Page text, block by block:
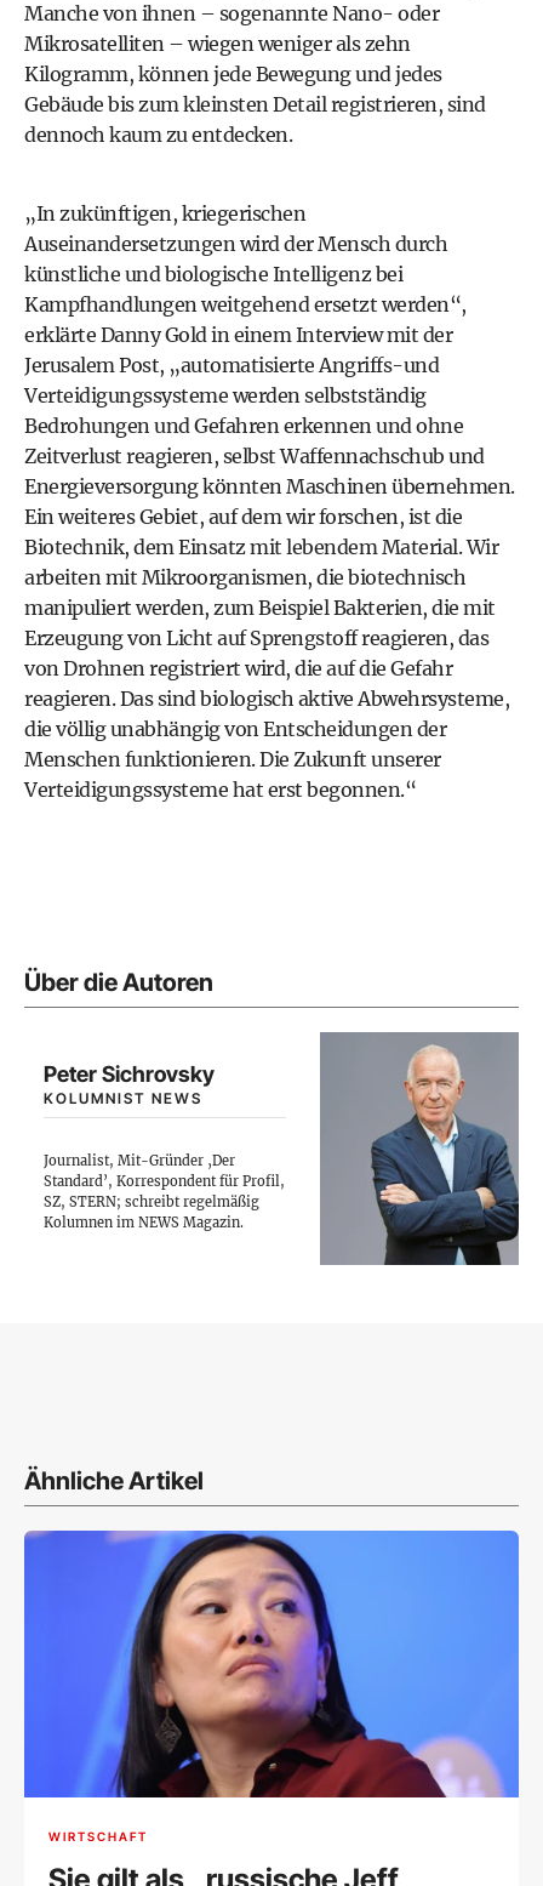
Manche von ihnen – sogenannte Nano- oder
Mikrosatelliten – wiegen weniger als zehn
Kilogramm, können jede Bewegung und jedes
Gebäude bis zum kleinsten Detail registrieren, sind
dennoch kaum zu entdecken.
„In zukünftigen, kriegerischen
Auseinandersetzungen wird der Mensch durch
künstliche und biologische Intelligenz bei
Kampfhandlungen weitgehend ersetzt werden“,
erklärte Danny Gold in einem Interview mit der
Jerusalem Post, „automatisierte Angriffs-und
Verteidigungssysteme werden selbstständig
Bedrohungen und Gefahren erkennen und ohne
Zeitverlust reagieren, selbst Waffennachschub und
Energieversorgung könnten Maschinen übernehmen.
Ein weiteres Gebiet, auf dem wir forschen, ist die
Biotechnik, dem Einsatz mit lebendem Material. Wir
arbeiten mit Mikroorganismen, die biotechnisch
manipuliert werden, zum Beispiel Bakterien, die mit
Erzeugung von Licht auf Sprengstoff reagieren, das
von Drohnen registriert wird, die auf die Gefahr
reagieren. Das sind biologisch aktive Abwehrsysteme,
die völlig unabhängig von Entscheidungen der
Menschen funktionieren. Die Zukunft unserer
Verteidigungssysteme hat erst begonnen.“
Über die Autoren
Peter Sichrovsky
KOLUMNIST NEWS
Journalist, Mit-Gründer ‚Der
Standard’, Korrespondent für Profil,
SZ, STERN; schreibt regelmäßig
Kolumnen im NEWS Magazin.
Ähnliche Artikel
WIRTSCHAFT